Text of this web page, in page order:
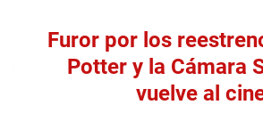
Furor por los
Potter y la Cámara
vuelve al